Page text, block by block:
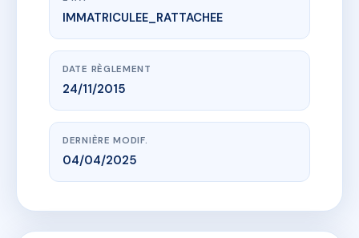
www.vme.plus/AD2493757
CAP VERDURE 1
100 all des roseaux, 69970 Marennes
IMMATRICULEE_RATTACHEE
DATE RÈGLEMENT
24/11/2015
DERNIÈRE MODIF.
04/04/2025